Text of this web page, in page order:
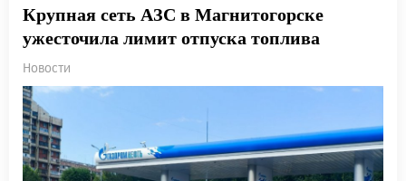
Крупная сеть АЗС в Магнитогорске
ужесточила лимит отпуска топлива
Новости